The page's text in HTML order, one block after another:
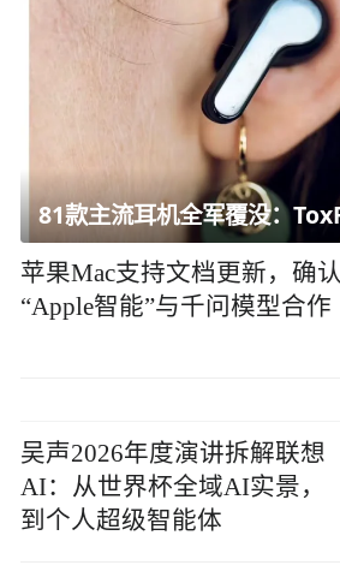
苹果Mac支持文档更新，确认
“Apple智能”与千问模型合作
吴声2026年度演讲拆解联想
AI：从世界杯全域AI实景，
到个人超级智能体